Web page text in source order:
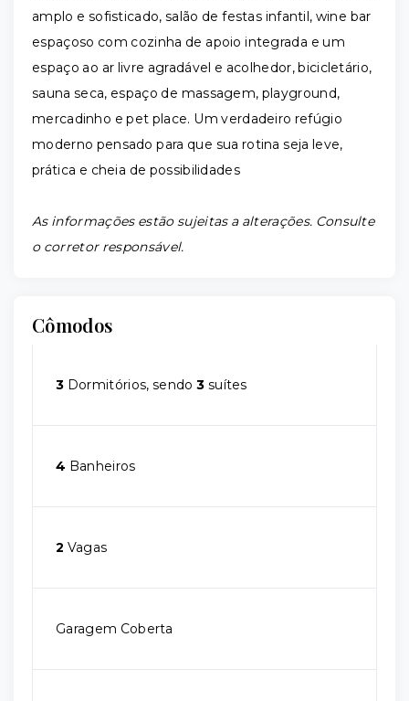
amplo e sofisticado, salão de festas infantil, wine bar
espaçoso com cozinha de apoio integrada e um
espaço ao ar livre agradável e acolhedor, bicicletário,
sauna seca, espaço de massagem, playground,
mercadinho e pet place. Um verdadeiro refúgio
moderno pensado para que sua rotina seja leve,
prática e cheia de possibilidades
As informações estão sujeitas a alterações. Consulte
o corretor responsável.
Cômodos
3 Dormitórios, sendo3 suítes
4 Banheiros
2 Vagas
Garagem Coberta